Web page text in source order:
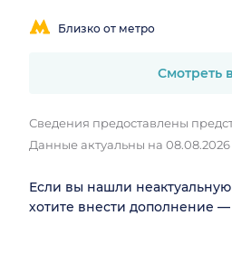
Близко от метро
Смотреть
Сведения предоставлены
Данные актуальны на 08.08.2026
Если вы нашли
хотите внести дополнение —